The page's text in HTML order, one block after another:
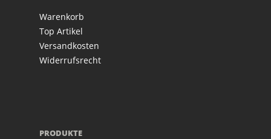
Warenkorb
Top Artikel
Versandkosten
Widerrufsrecht
PRODUKTE